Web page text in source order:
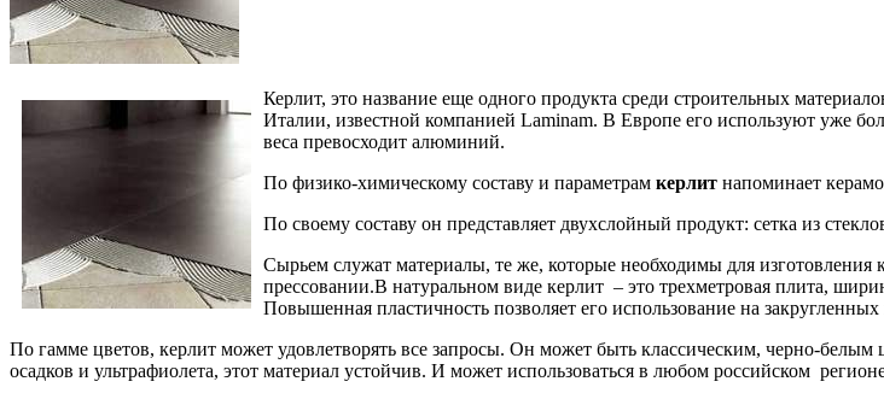
Керлит, это название еще одного продукта среди строительных
Италии, известной компанией Laminam. В Европе его используют уже
веса превосходит алюминий.
По физико-химическому составу и параметрам керлит напоминает
По своему составу он представляет двухслойный продукт: сетка из
Сырьем служат материалы, те же, которые необходимы для изготовления
прессовании.В натуральном виде керлит – это трехметровая плита,
Повышенная пластичность позволяет его использование на
По гамме цветов, керлит может удовлетворять все запросы. Он может быть классическим, черно-
осадков и ультрафиолета, этот материал устойчив. И может использоваться в любом российском